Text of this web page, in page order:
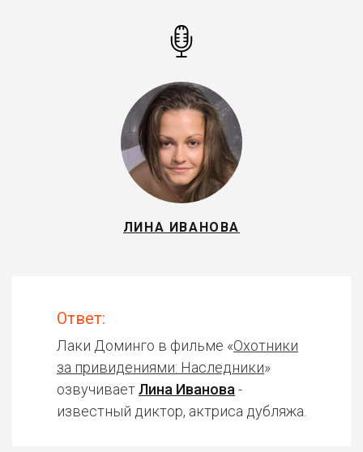
ЛИНА ИВАНОВА
Ответ:
Лаки Доминго в фильме «Охотники
за привидениями: Наследники»
озвучиваетЛина Иванова -
известный диктор, актриса дубляжа.